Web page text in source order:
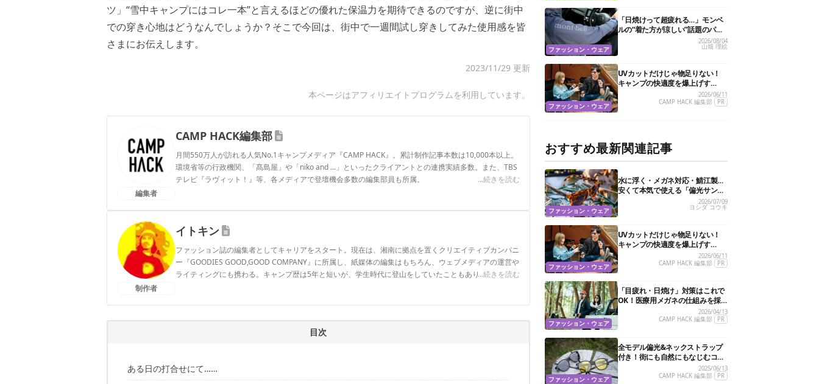
ツ」“雪中キャンプにはコレ一本”と言えるほどの優れた保温力を期待できるのですが、逆に街中
での穿き心地はどうなんでしょうか？そこで今回は、街中で一週間試し穿きしてみた使用感を皆
さまにお伝えします。
2023/11/29 更新
本ページはアフィリエイトプログラムを利用しています。
編集者
CAMP HACK編集部
月間550万人が訪れる人気No.1キャンプメディア『CAMP HACK』。累計制作記事本数は10,000本以上。
環境省等の行政機関、「髙島屋」や「niko and ...」といったクライアントとの連携実績多数。また、TBS
テレビ『ラヴィット！』等、各メディアで登壇機会多数の編集部員も所属。
...続きを読む
制作者
イトキン
ファッション誌の編集者としてキャリアをスタート。現在は、湘南に拠点を置くクリエイティブカンパニ
ー『GOODIES GOOD,GOOD COMPANY』に所属し、紙媒体の編集はもちろん、ウェブメディアの運営や
ライティングにも携わる。キャンプ歴は5年と短いが、学生時代に登山をしていたこともあり、ULギアに
...続きを読む
イトキンのプロフィール
目次
ある日の打合せにて……
ファッション・ウェア
「日焼けって超疲れる…」モンベ
ルの“着た方が涼しい”話題のパー
カ試したら、真夏の救世主だった
2026/08/04
山畑 理絵
ファッション・ウェア
UVカットだけじゃ物足りない！
キャンプの快適度を爆上げす
る“特殊機能”サングラス3選2026/06/11
CAMP HACK 編集部
PR
おすすめ最新関連記事
ファッション・ウェア
水に浮く・メガネ対応・鯖江製…
安くて本気で使える「偏光サング
ラス」おすすめ10選
2026/07/09
ヨシダ コウキ
ファッション・ウェア
UVカットだけじゃ物足りない！
キャンプの快適度を爆上げす
る“特殊機能”サングラス3選2026/06/11
CAMP HACK 編集部
PR
ファッション・ウェア
「目疲れ・日焼け」対策はこれで
OK！医療用メガネの仕組みを採
用した新作サングラスがすごかっ
2026/04/13
CAMP HACK 編集部
PR
ファッション・ウェア
全モデル偏光&ネックストラップ
付き！街にも自然にもなじむコス
パ抜群の万能サングラスを見つけ
たぞ
2025/06/13
CAMP HACK 編集部
PR